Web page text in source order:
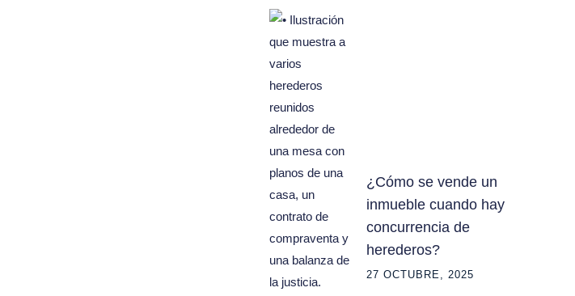
¿Cómo se vende un
inmueble cuando hay
concurrencia de
herederos?
27 OCTUBRE, 2025